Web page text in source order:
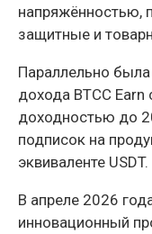
напряжённостью,
защитные и
Параллельно
дохода BTCC Earn
доходностью до
подписок на
эквиваленте USDT.
В апреле 2026
инновационный